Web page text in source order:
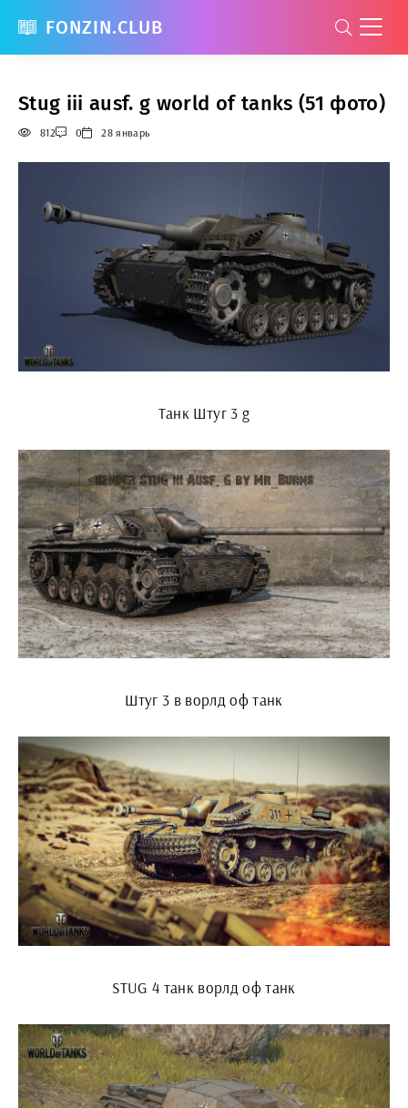
FONZIN.CLUB
Stug iii ausf. g world of tanks (51 фото)
812 0 28 январь
Танк Штуг 3 g
Штуг 3 в ворлд оф танк
STUG 4 танк ворлд оф танк